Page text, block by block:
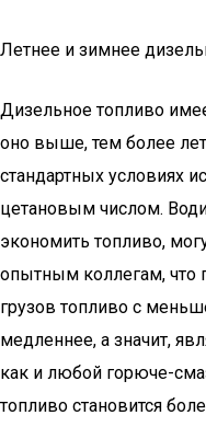
Летнее и зимнее
Дизельное топливо
оно выше, тем более
стандартных условиях
цетановым числом.
экономить топливо,
опытным коллегам, что
грузов топливо с
медленнее, а значит,
как и любой горюче-
топливо становится